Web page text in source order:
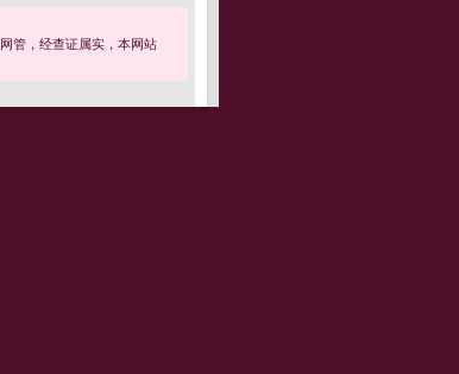
管，经查证属实，本网站